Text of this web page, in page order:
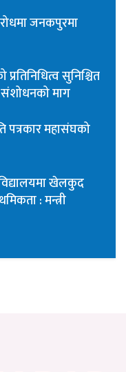
जनकपुरमा
सुनिश्चित
संशोधनको माग
पत्रकार महासंघको
खेलकुद
: मन्त्री